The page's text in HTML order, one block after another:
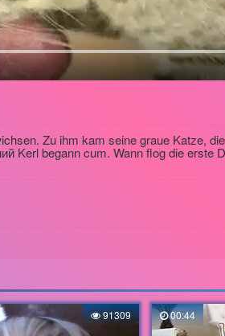
Zu ihm kam seine graue Katze,
Kerl begann cum. Wann flog die erste
91309 00:44